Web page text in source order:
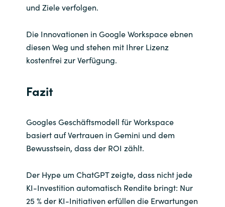
und Ziele verfolgen.
Die Innovationen in Google Workspace ebnen
diesen Weg und stehen mit Ihrer Lizenz
kostenfrei zur Verfügung.
Fazit
Googles Geschäftsmodell für Workspace
basiert auf Vertrauen in Gemini und dem
Bewusstsein, dass der ROI zählt.
Der Hype um ChatGPT zeigte, dass nicht jede
KI-Investition automatisch Rendite bringt: Nur
25 % der KI-Initiativen erfüllen die Erwartungen